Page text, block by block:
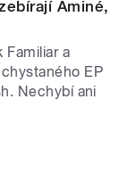
Aminé,
Familiar a
EP
Nechybí ani